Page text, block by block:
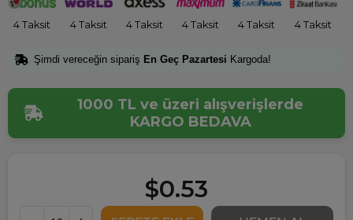
4 Taksit 4 Taksit 4 Taksit 4 Taksit 4 Taksit 4 Taksit
Şimdi vereceğin sipariş En Geç Pazartesi Kargoda!
1000 TL ve üzeri alışverişlerde
KARGO BEDAVA
$0.53